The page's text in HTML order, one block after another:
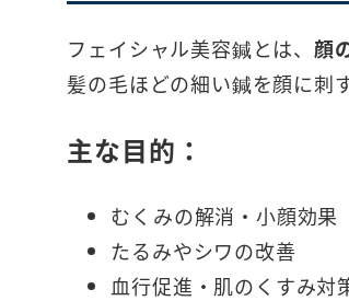
フェイシャル美容鍼とは、 顔
髪の毛ほどの細い鍼を顔に刺
主な目的：
むくみの解消・小顔効果
たるみやシワの改善
血行促進・肌のくすみ対